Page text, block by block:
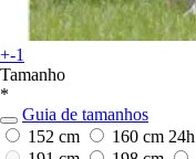
+-1
Tamanho
*
Guia de tamanhos
152 cm
160 cm 24h